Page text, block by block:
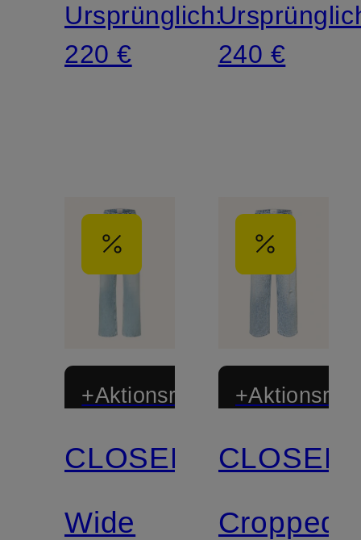
Ursprünglich:
220 €
240 €
+Aktionsrabatt
Zertifiziert
CLOSED
Wide
Zertifiziert
CLOSED
Cropped